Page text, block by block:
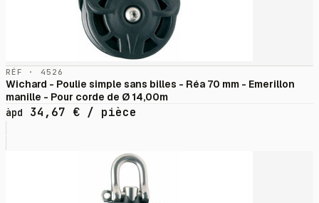
RÉF · 4526
Wichard - Poulie simple sans billes - Réa 70 mm - Emerillon
manille - Pour corde de Ø 14,00m
àpd
34,67 € / pièce